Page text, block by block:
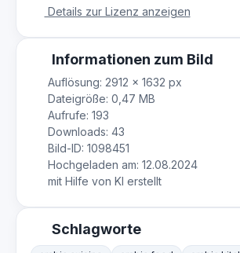
Details zur Lizenz anzeigen
Informationen zum Bild
Auflösung: 2912 × 1632 px
Dateigröße: 0,47 MB
Aufrufe: 193
Downloads: 43
Bild-ID: 1098451
Hochgeladen am: 12.08.2024
mit Hilfe von KI erstellt
Schlagworte